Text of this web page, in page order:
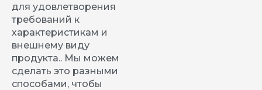
для удовлетворения
требований к
характеристикам и
внешнему виду
продукта.. Мы можем
сделать это разными
способами, чтобы